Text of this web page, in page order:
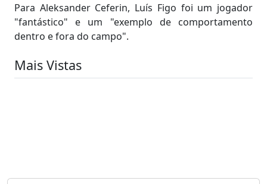
Para Aleksander Ceferin, Luís Figo foi um jogador
"fantástico" e um "exemplo de comportamento
dentro e fora do campo".
Mais Vistas